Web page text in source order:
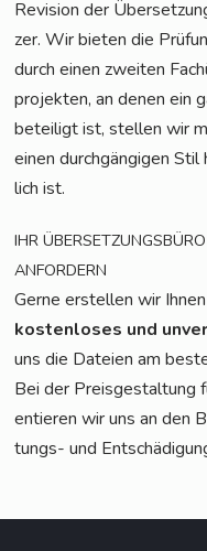
Revi­si­on der
zer. Wir bie­ten die
durch einen zwei­ten
pro­jek­ten, an denen ein
betei­ligt ist, stel­len wir
einen durch­gän­gi­gen
lich ist.
IHR ÜBERSETZUNGSBÜRO
ANFORDERN
Ger­ne erstel­len wir
kos­ten­lo­ses und
uns die Datei­en am
Bei der Preis­ge­stal­tung
en­tie­ren wir uns an den
tungs- und